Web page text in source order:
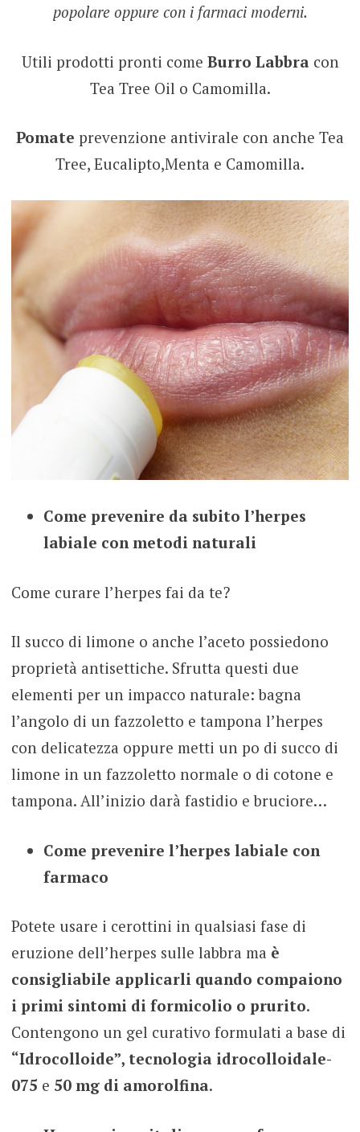
popolare oppure con i farmaci moderni.
Utili prodotti pronti come Burro Labbra con
Tea Tree Oil o Camomilla.
Pomate prevenzione antivirale con anche Tea
Tree, Eucalipto,Menta e Camomilla.
Come prevenire da subito l’herpes
labiale con metodi naturali
Come curare l’herpes fai da te?
Il succo di limone o anche l’aceto possiedono
proprietà antisettiche. Sfrutta questi due
elementi per un impacco naturale: bagna
l’angolo di un fazzoletto e tampona l’herpes
con delicatezza oppure metti un po di succo di
limone in un fazzoletto normale o di cotone e
tampona. All’inizio darà fastidio e bruciore…
Come prevenire l’herpes labiale con
farmaco
Potete usare i cerottini in qualsiasi fase di
eruzione dell’herpes sulle labbra ma è
consigliabile applicarli quando compaiono
i primi sintomi di formicolio o prurito.
Contengono un gel curativo formulati a base di
“Idrocolloide”, tecnologia idrocolloidale-
075 e 50 mg di amorolfina.